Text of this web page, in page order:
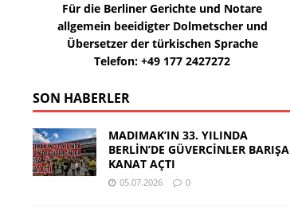
Für die Berliner Gerichte und Notare
allgemein beeidigter Dolmetscher und
Übersetzer der türkischen Sprache
Telefon: +49 177 2427272
SON HABERLER
MADIMAK’IN 33. YILINDA
BERLİN’DE GÜVERCİNLER BARIŞA
KANAT AÇTI
05.07.2026 0